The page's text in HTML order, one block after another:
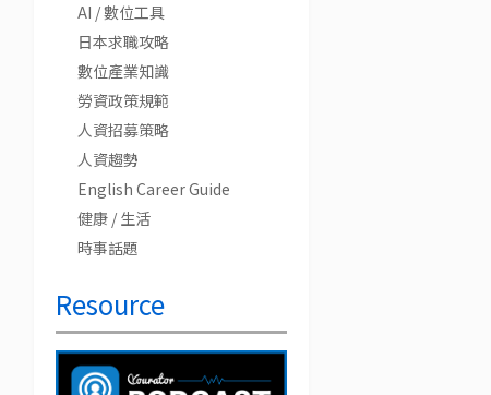
AI / 數位工具
日本求職攻略
數位產業知識
勞資政策規範
人資招募策略
人資趨勢
English Career Guide
健康 / 生活
時事話題
Resource